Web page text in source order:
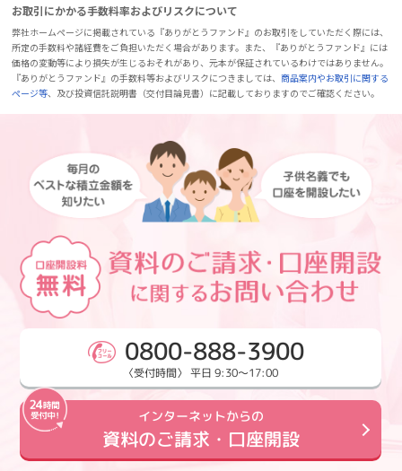
お取引にかかる手数料率およびリスクについて
弊社ホームページに掲載されている『ありがとうファンド』のお取引をしていただく際には、
所定の手数料や諸経費をご負担いただく場合があります。また、『ありがとうファンド』には
価格の変動等により損失が生じるおそれがあり、元本が保証されているわけではありません。
『ありがとうファンド』の手数料等およびリスクにつきましては、商品案内やお取引に関する
ページ等、及び投資信託説明書（交付目論見書）に記載しておりますのでご確認ください。
0800-888-3900
〈受付時間〉 平日 9:30～17:00
インターネットからの
資料のご請求・口座開設